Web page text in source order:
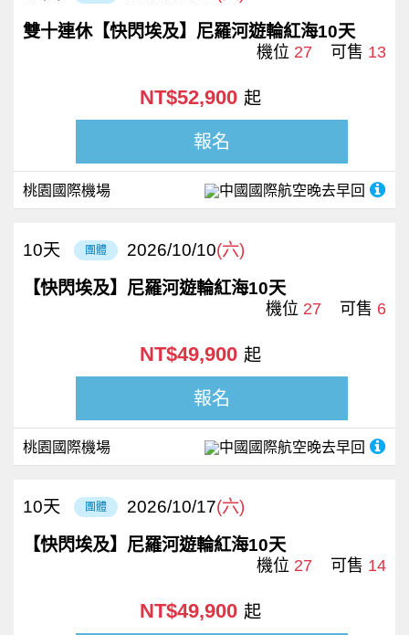
雙十連休【快閃埃及】尼羅河遊輪紅海10天
機位 27 可售 13
桃園國際機場 中國國際航空晚去早回
NT$52,900 起
報名
團體 2026/10/10(六)
10天
【快閃埃及】尼羅河遊輪紅海10天
機位 27 可售 6
桃園國際機場 中國國際航空晚去早回
NT$49,900 起
報名
團體 2026/10/17(六)
10天
【快閃埃及】尼羅河遊輪紅海10天
機位 27 可售 14
NT$49,900 起